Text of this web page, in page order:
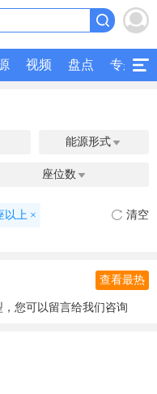
视频 盘点 专题
能源形式 
座位数 
以上 × 清空
查看最热
您可以留言给我们咨询